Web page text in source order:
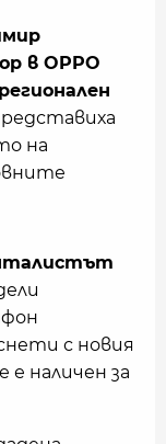
в OPPO
на
с новия
е наличен за